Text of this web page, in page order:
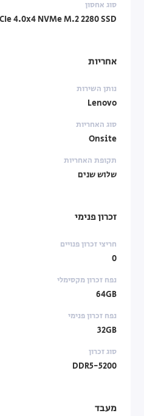
סוג אחסון
4.0x4 NVMe M.2 2280 SSD
אחריות
נותן השירות
Lenovo
סוג האחריות
Onsite
תקופת האחריות
שלוש שנים
זכרון פנימי
חריצי זכרון פנויים
0
נפח זכרון מקסימלי
64GB
נפח זכרון פנימי
32GB
סוג זכרון
DDR5-5200
מעבד